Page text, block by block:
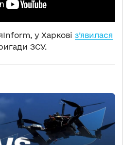
у Харкові з’явилася
ЗСУ.